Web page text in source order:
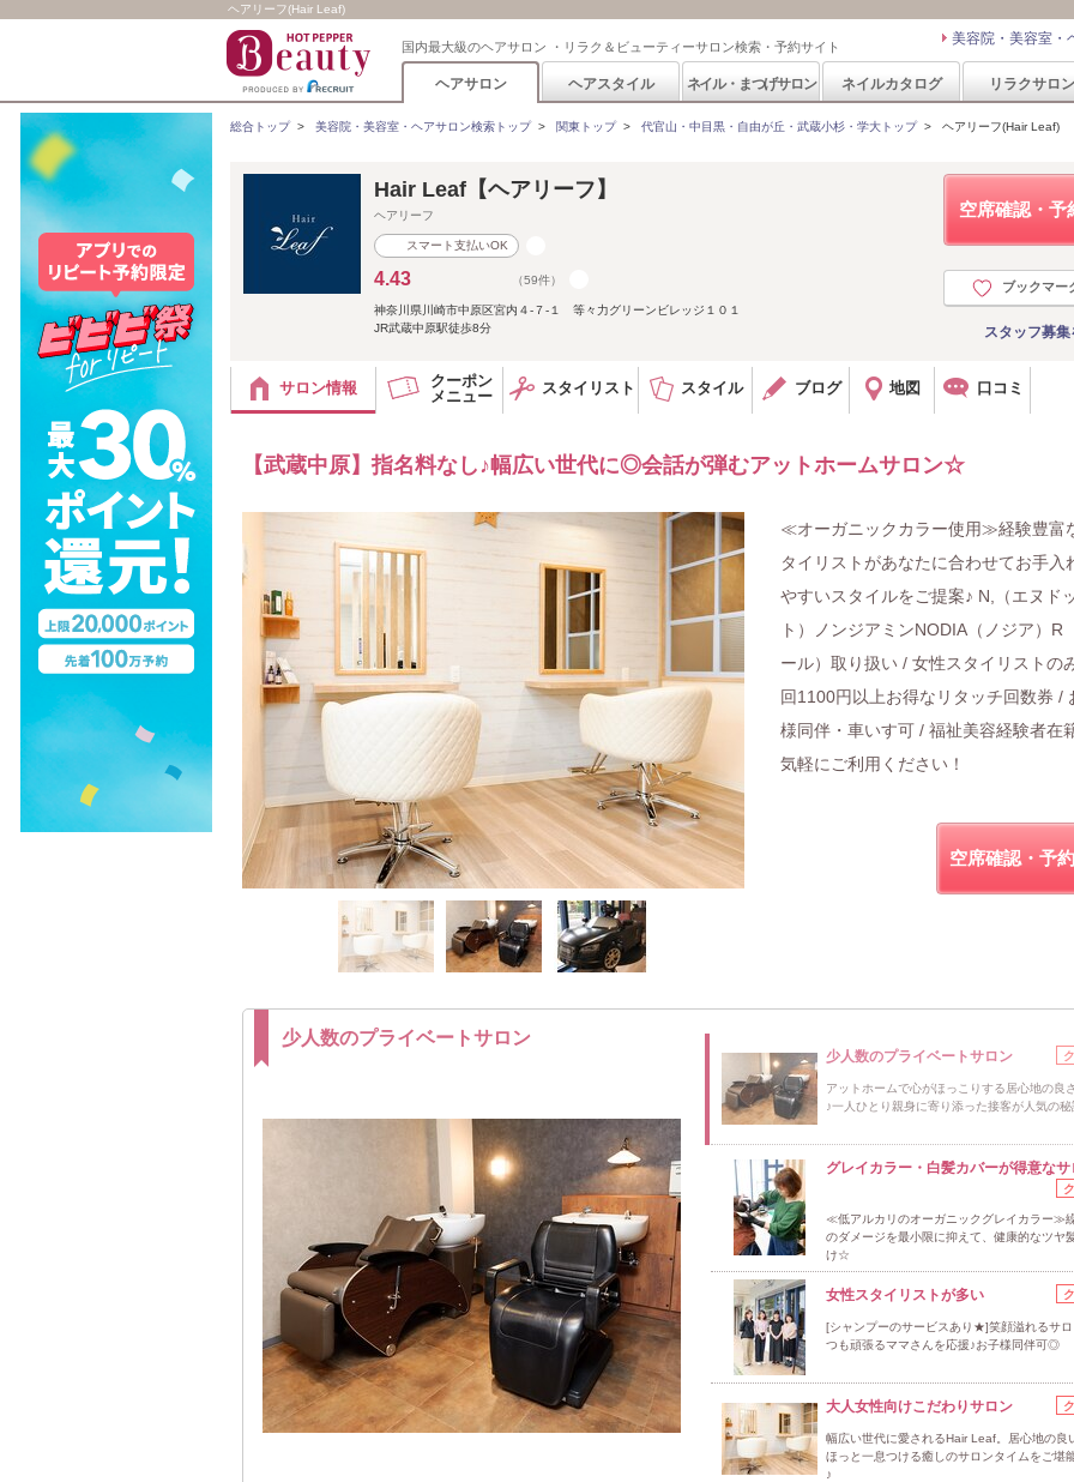
ヘアリーフ(Hair Leaf)
国内最大級のヘアサロン ・リラク＆ビューティーサロン検索・予約サイト 美容院・美容室・
ヘアサロン ヘアスタイル ネイル・まつげサロン ネイルカタログ リラクサロン
総合トップ> 美容院・美容室・ヘアサロン検索トップ> 関東トップ> 代官山・中目黒・自由が丘・武蔵小杉・学大トップ> ヘアリーフ(Hair Leaf)
空席確認・予
ブックマー
スタッフ募
Hair Leaf【ヘアリーフ】
ヘアリーフ
スマート支払いOK
4.43 （59件）
神奈川県川崎市中原区宮内４-７-１ 等々力グリーンビレッジ１０１
JR武蔵中原駅徒歩8分
サロン情報
クーポン
メニュー
スタイリスト スタイル ブログ 地図 口コミ
【武蔵中原】指名料なし♪幅広い世代に◎会話が弾むアットホームサロン☆
≪オーガニックカラー使用≫経験豊富
タイリストがあなたに合わせてお手入
やすいスタイルをご提案♪ N,（エヌド
ト）ノンジアミンNODIA（ノジア）R
ール）取り扱い / 女性スタイリストの
回1100円以上お得なリタッチ回数券 /
様同伴・車いす可 / 福祉美容経験者在
気軽にご利用ください！
空席確認・予
少人数のプライベートサロン
少人数のプライベートサロン
アットホームで心がほっこりする居心地の良
♪一人ひとり親身に寄り添った接客が人気の
グレイカラー・白髪カバーが得意なサ
≪低アルカリのオーガニックグレイカラー≫
のダメージを最小限に抑えて、健康的なツヤ
け☆
女性スタイリストが多い
[シャンプーのサービスあり★]笑顔溢れるサ
つも頑張るママさんを応援♪お子様同伴可◎
大人女性向けこだわりサロン
幅広い世代に愛されるHair Leaf。居心地の良
ほっと一息つける癒しのサロンタイムをご堪
♪